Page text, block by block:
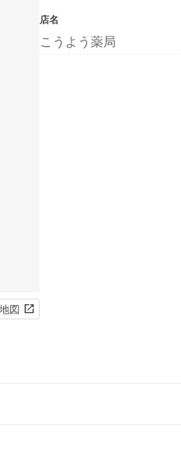
図
店名
こうよう薬局